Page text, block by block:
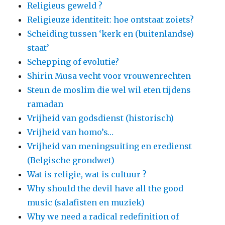
Religieus geweld ?
Religieuze identiteit: hoe ontstaat zoiets?
Scheiding tussen ‘kerk en (buitenlandse)
staat’
Schepping of evolutie?
Shirin Musa vecht voor vrouwenrechten
Steun de moslim die wel wil eten tijdens
ramadan
Vrijheid van godsdienst (historisch)
Vrijheid van homo’s…
Vrijheid van meningsuiting en eredienst
(Belgische grondwet)
Wat is religie, wat is cultuur ?
Why should the devil have all the good
music (salafisten en muziek)
Why we need a radical redefinition of